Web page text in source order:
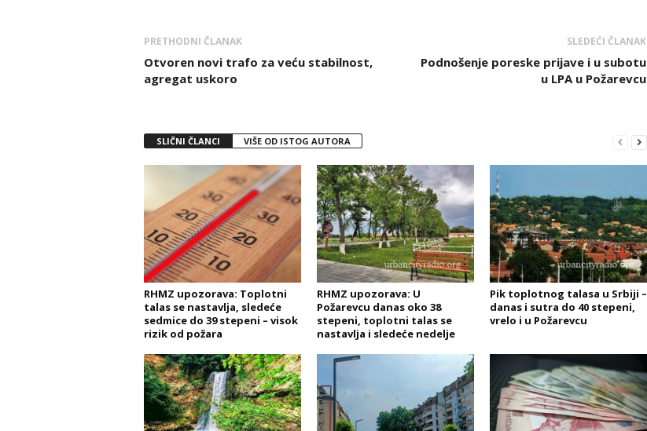
PRETHODNI ČLANAK
Otvoren novi trafo za veću stabilnost,
agregat uskoro
SLEDEĆI ČLANAK
Podnošenje poreske prijave i u subotu
u LPA u Požarevcu
SLIČNI ČLANCI VIŠE OD ISTOG AUTORA
RHMZ upozorava: Toplotni
talas se nastavlja, sledeće
sedmice do 39 stepeni – visok
rizik od požara
RHMZ upozorava: U
Požarevcu danas oko 38
stepeni, toplotni talas se
nastavlja i sledeće nedelje
Pik toplotnog talasa u Srbiji –
danas i sutra do 40 stepeni,
vrelo i u Požarevcu